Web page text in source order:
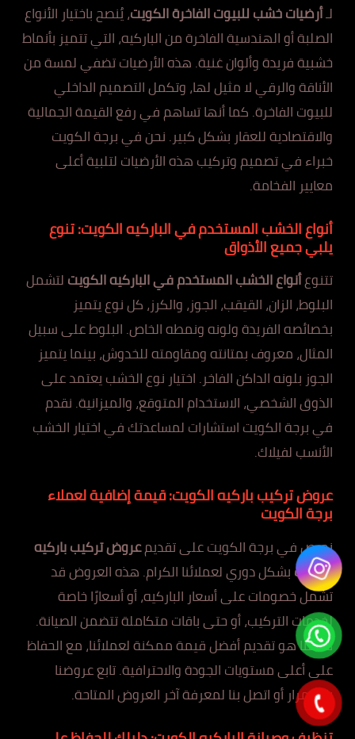
لـأرضيات خشب للبيوت الفاخرة الكويت، يُنصح باختيار الأنواع
الصلبة أو الهندسية الفاخرة من الباركيه، التي تتميز بأنماط
خشبية فريدة وألوان غنية. هذه الأرضيات تضفي لمسة من
الأناقة والرقي لا مثيل لها، وتكمل التصميم الداخلي
للبيوت الفاخرة. كما أنها تساهم في رفع القيمة الجمالية
والاقتصادية للعقار بشكل كبير. نحن في برجة الكويت
خبراء في تصميم وتركيب هذه الأرضيات لتلبية أعلى
معايير الفخامة.
أنواع الخشب المستخدم في الباركيه الكويت: تنوع
يلبي جميع الأذواق
تتنوعأنواع الخشب المستخدم في الباركيه الكويتلتشمل
البلوط، الزان، القيقب، الجوز، والكرز، كل نوع يتميز
بخصائصه الفريدة ولونه ونمطه الخاص. البلوط على سبيل
المثال، معروف بمتانته ومقاومته للخدوش، بينما يتميز
الجوز بلونه الداكن الفاخر. اختيار نوع الخشب يعتمد على
الذوق الشخصي، الاستخدام المتوقع، والميزانية. نقدم
في برجة الكويت استشارات لمساعدتك في اختيار الخشب
الأنسب لفيلاك.
عروض تركيب باركيه الكويت: قيمة إضافية لعملاء
برجة الكويت
نحرص في برجة الكويت على تقديمعروض تركيب باركيه
الكويتبشكل دوري لعملائنا الكرام. هذه العروض قد
تشمل خصومات على أسعار الباركيه، أو أسعارًا خاصة
لخدمات التركيب، أو حتى باقات متكاملة تتضمن الصيانة.
هدفنا هو تقديم أفضل قيمة ممكنة لعملائنا، مع الحفاظ
على أعلى مستويات الجودة والاحترافية. تابع عروضنا
باستمرار أو اتصل بنا لمعرفة آخر العروض المتاحة.